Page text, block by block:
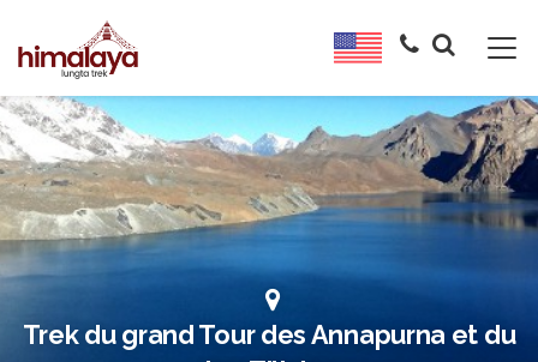
Trek du grand Tour des Annapurna et du